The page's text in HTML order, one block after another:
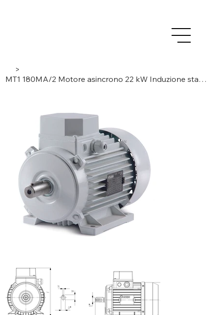
>
MT1 180MA/2 Motore asincrono 22 kW Induzione standard – trifase / 2 poli